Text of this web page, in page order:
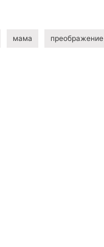
мама преображение